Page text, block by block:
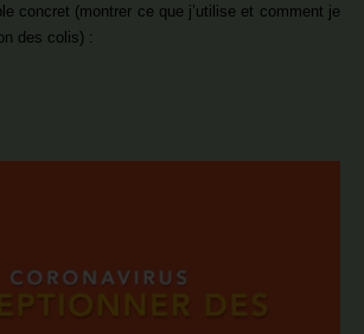
concret (montrer ce que j’utilise et comment je
des colis) :